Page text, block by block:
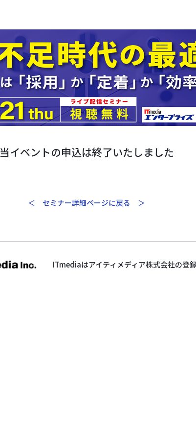
当イベントの申込は終了いたしました
＜ セミナー詳細ページに戻る ＞
ITmediaはアイティメディア株式会社の登録